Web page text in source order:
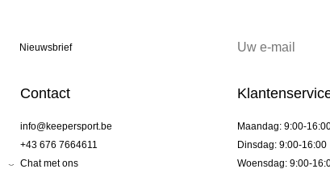
Nieuwsbrief
Contact
info@keepersport.be
+43 676 7664611
Chat met ons
Maandag: 9:00-
Dinsdag: 9:00-16:00
Woensdag: 9:00-